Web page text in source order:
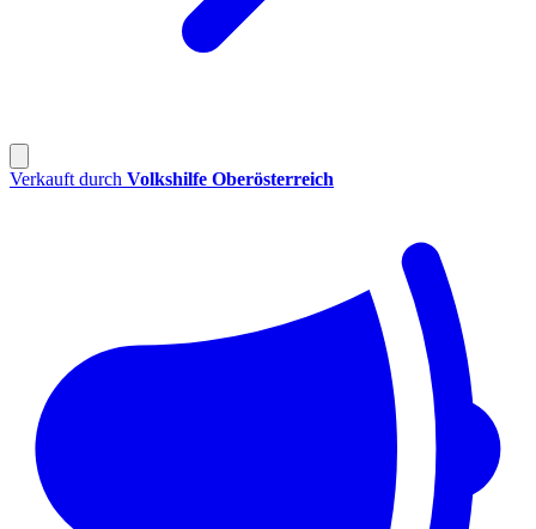
Verkauft durch Volkshilfe Oberösterreich